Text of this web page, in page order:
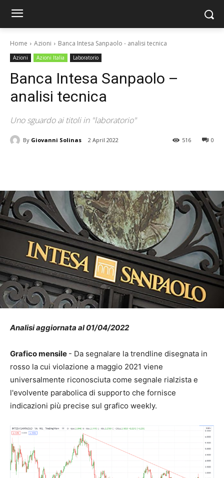
Home Azioni Banca Intesa Sanpaolo - analisi tecnica
Azioni Azioni Italia Laboratorio
Banca Intesa Sanpaolo –
analisi tecnica
Uno sguardo ai titoli in "laboratorio"
By Giovanni Solinas 2 April 2022 0
516
Analisi aggiornata al 01/04/2022
Grafico mensile - Da segnalare la trendline disegnata in
rosso la cui violazione a maggio 2021 viene
universalmente riconosciuta come segnale rialzista e
l'evolvente parabolica di supporto che fornisce
indicazioni più precise sul grafico weekly.